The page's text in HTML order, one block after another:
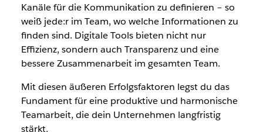
Kanäle für die Kommunikation zu definieren – so
weiß jede:r im Team, wo welche Informationen zu
finden sind. Digitale Tools bieten nicht nur
Effizienz, sondern auch Transparenz und eine
bessere Zusammenarbeit im gesamten Team.
Mit diesen äußeren Erfolgsfaktoren legst du das
Fundament für eine produktive und harmonische
Teamarbeit, die dein Unternehmen langfristig
stärkt.